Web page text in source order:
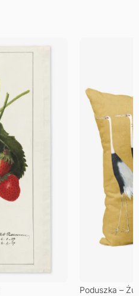
Poduszka –